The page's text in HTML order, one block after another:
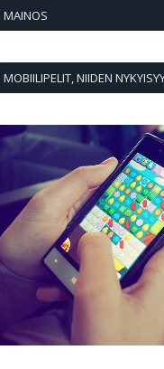
MAINOS
MOBIILIPELIT, NIIDEN